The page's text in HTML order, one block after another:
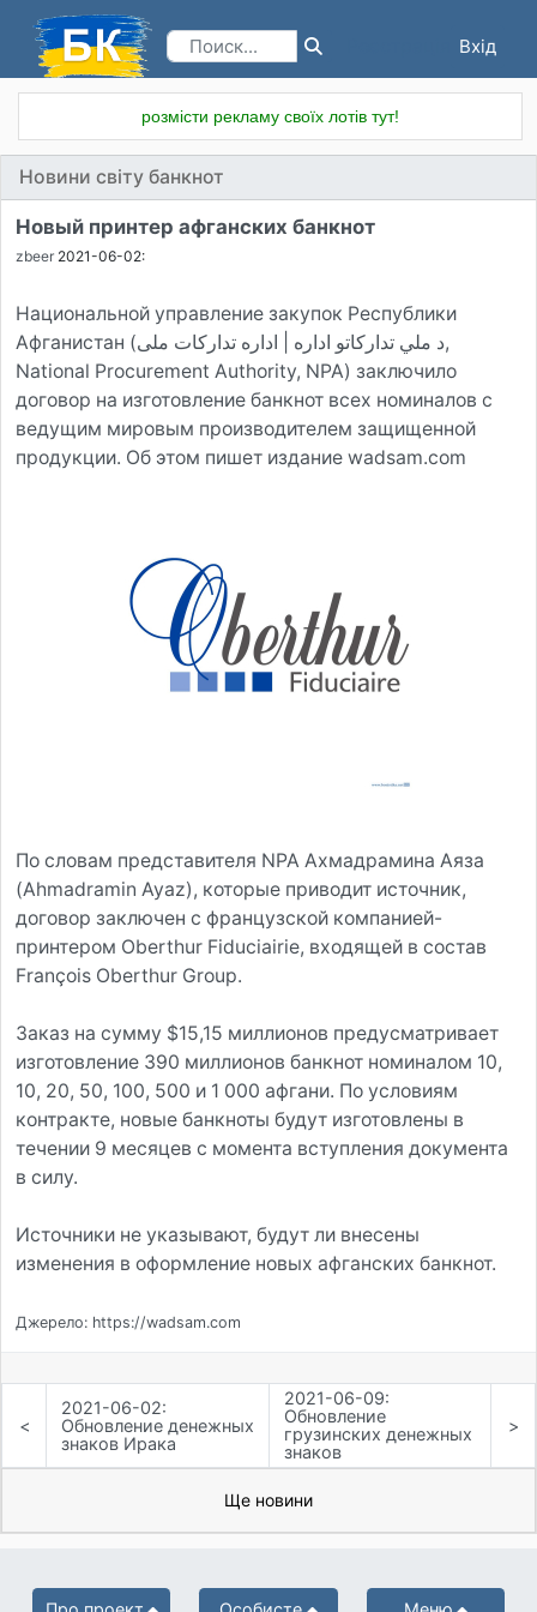
Вхід
розмісти рекламу своїх лотів тут!
Новини світу банкнот
Новый принтер афганских банкнот
zbeer 2021-06-02:
Национальной управление закупок Республики
Афганистан (‎د ملي تدارکاتو اداره | اداره تدارکات ملی,
National Procurement Authority, NPA) заключило
договор на изготовление банкнот всех номиналов с
ведущим мировым производителем защищенной
продукции. Об этом пишет издание wadsam.com
По словам представителя NPA Ахмадрамина Аяза
(Ahmadramin Ayaz), которые приводит источник,
договор заключен с французской компанией-
принтером Oberthur Fiduciairie, входящей в состав
François Oberthur Group.
Заказ на сумму $15,15 миллионов предусматривает
изготовление 390 миллионов банкнот номиналом 10,
10, 20, 50, 100, 500 и 1 000 афгани. По условиям
контракте, новые банкноты будут изготовлены в
течении 9 месяцев с момента вступления документа
в силу.
Источники не указывают, будут ли внесены
изменения в оформление новых афганских банкнот.
Джерело: https://wadsam.com
<
2021-06-02:
Обновление денежных
знаков Ирака
2021-06-09:
Обновление
грузинских денежных
знаков
>
Ще новини